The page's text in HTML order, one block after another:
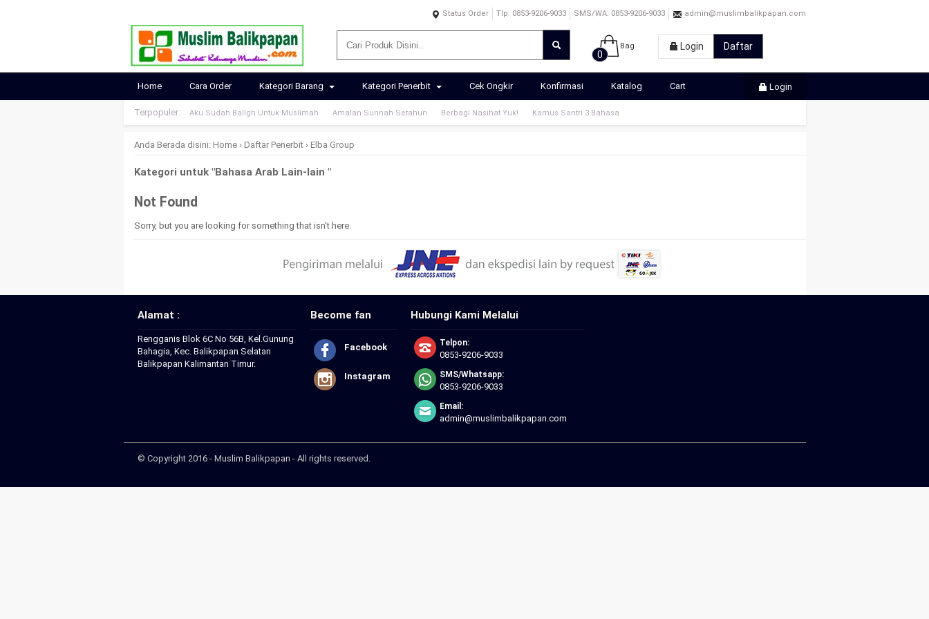
Status Order Tlp: 0853-9206-9033 SMS/WA: 0853-9206-9033 admin@muslimbalikpapan.com
0
Bag Login Daftar
Home Cara Order Kategori Barang Kategori Penerbit Cek Ongkir Konfirmasi Katalog Cart Login
Terpopuler: Aku Sudah Baligh Untuk Muslimah Amalan Sunnah Setahun Berbagi Nasihat Yuk! Kamus Santri 3 Bahasa
Anda Berada disini: Home › Daftar Penerbit › Elba Group
Kategori untuk "Bahasa Arab Lain-lain "
Not Found
Sorry, but you are looking for something that isn't here.
Alamat :
Rengganis Blok 6C No 56B, Kel.Gunung
Bahagia, Kec. Balikpapan Selatan
Balikpapan Kalimantan Timur.
Become fan
Facebook
Instagram
Hubungi Kami Melalui
Telpon:
0853-9206-9033
SMS/Whatsapp:
0853-9206-9033
Email:
admin@muslimbalikpapan.com
© Copyright 2016 - Muslim Balikpapan - All rights reserved.